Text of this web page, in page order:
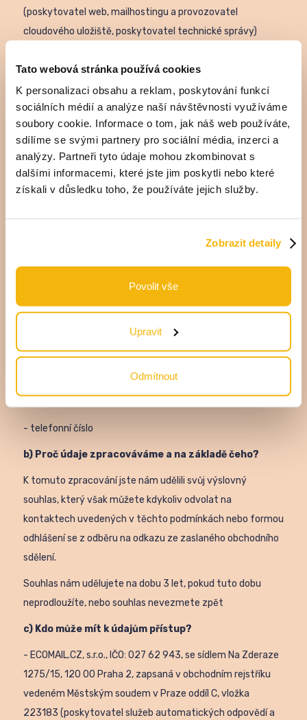
Tato webová stránka používá cookies
K personalizaci obsahu a reklam, poskytování funkcí
sociálních médií a analýze naší návštěvnosti využíváme
soubory cookie. Informace o tom, jak náš web používáte,
sdílíme se svými partnery pro sociální média, inzerci a
analýzy. Partneři tyto údaje mohou zkombinovat s
dalšími informacemi, které jste jim poskytli nebo které
získali v důsledku toho, že používáte jejich služby.
Zobrazit detaily
Povolit vše
Upravit
Odmítnout
(poskytovatel web, mailhostingu a provozovatel
cloudového uložiště, poskytovatel technické správy)
Protection Officer, One Microsoft Place, South County
Business Park, Leopardstown, Dublin 18, Ireland
- Google Ireland Limited, (Registrační číslo: 368047 / DIČ:
IE6388047V), Gordon House, Barrow Street, Dublin 4, Irsko
- dodavatelé grafických a produkčních služeb
- dodavatelé korektorských a překladatelských služeb
- dodavatelé distribučních služeb a dopravní společnosti
Osobní údaje můžeme také předat orgánům veřejné
správy, pokud o to budeme požádáni. Aktuální seznam
zpracovatelů je možné si vyžádat na legal@copu.cz.
3. Zasílání obchodních sdělení
(newsletterů)
a) Které osobní údaje zpracováváme?
- telefonní číslo
b) Proč údaje zpracováváme a na základě čeho?
K tomuto zpracování jste nám udělili svůj výslovný
souhlas, který však můžete kdykoliv odvolat na
kontaktech uvedených v těchto podmínkách nebo formou
odhlášení se z odběru na odkazu ze zaslaného obchodního
sdělení.
Souhlas nám udělujete na dobu 3 let, pokud tuto dobu
neprodloužíte, nebo souhlas nevezmete zpět
c) Kdo může mít k údajům přístup?
- ECOMAIL.CZ, s.r.o., IČO: 027 62 943, se sídlem Na Zderaze
1275/15, 120 00 Praha 2, zapsaná v obchodním rejstříku
vedeném Městským soudem v Praze oddíl C, vložka
223183 (poskytovatel služeb automatických odpovědí a